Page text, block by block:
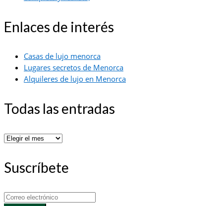
Enlaces de interés
Casas de lujo menorca
Lugares secretos de Menorca
Alquileres de lujo en Menorca
Todas las entradas
Todas
entradas
Suscríbete